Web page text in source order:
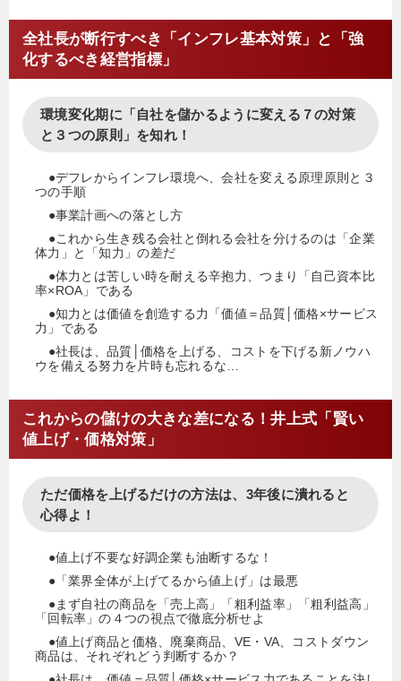
営者から高い評価を得ている。
また、日本経営合理化協会主催「後継社長塾」の
副塾長を務め、後継者から〈どんなことでも相談で
２０１４年、株式会社アイ・シー・オー コンサル
ティング代表取締役社長に就任。
主な著作に、井上和弘・古山喜章『社長の経営財
務ＤＶＤ 』( 日本経営合理化協会) など。
全社長が断行すべき「インフレ基本対策」と「強
化するべき経営指標」
環境変化期に「自社を儲かるように変える７の対策
と３つの原則」を知れ！
●デフレからインフレ環境へ、会社を変える原理原則と３
つの手順
●事業計画への落とし方
●これから生き残る会社と倒れる会社を分けるのは「企業
体力」と「知力」の差だ
●体力とは苦しい時を耐える辛抱力、つまり「自己資本比
率×ROA」である
●知力とは価値を創造する力「価値＝品質│価格×サービス
力」である
●社長は、品質│価格を上げる、コストを下げる新ノウハ
ウを備える努力を片時も忘れるな…
これからの儲けの大きな差になる！井上式「賢い
値上げ・価格対策」
ただ価格を上げるだけの方法は、3年後に潰れると
心得よ！
●値上げ不要な好調企業も油断するな！
●「業界全体が上げてるから値上げ」は最悪
●まず自社の商品を「売上高」「粗利益率」「粗利益高」
「回転率」の４つの視点で徹底分析せよ
●値上げ商品と価格、廃棄商品、VE・VA、コストダウン
商品は、それぞれどう判断するか？